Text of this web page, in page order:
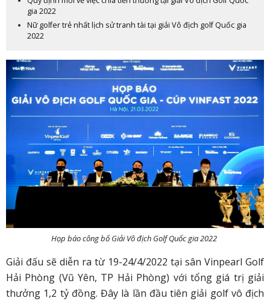
gia 2022
Nữ golfer trẻ nhất lịch sử tranh tài tại giải Vô địch golf Quốc gia
2022
Họp báo công bố Giải Vô địch Golf Quốc gia 2022
Giải đấu sẽ diễn ra từ 19-24/4/2022 tại sân Vinpearl Golf
Hải Phòng (Vũ Yên, TP Hải Phòng) với tổng giá trị giải
thưởng 1,2 tỷ đồng. Đây là lần đầu tiên giải golf vô địch